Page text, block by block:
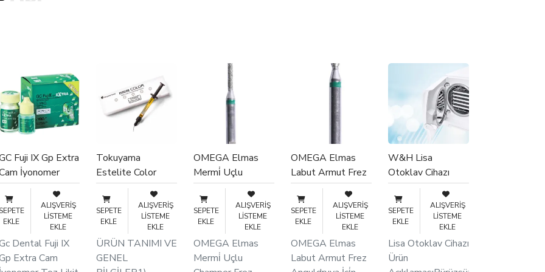
alma, tesviye, protez
yine klinik dersleri
uzun süre kullanabilir.
protetik işlemde
bir
Fuji IX Gp Extra
İyonomer
Toz Likit
Takım
SEPETE
EKLE
ALIŞVERIŞ
LISTEME
EKLE
Dental Fuji IX
Extra Cam
Tokuyama
Estelite Color
Kompozit Makyaj
Refil
SEPETE
EKLE
ALIŞVERIŞ
LISTEME
EKLE
ÜRÜN TANIMI VE
GENEL
OMEGA Elmas
Mermi̇ Uçlu
Champer Frez
Anguldruva İçi̇n
SEPETE
EKLE
ALIŞVERIŞ
LISTEME
EKLE
OMEGA Elmas
Mermi̇ Uçlu
OMEGA Elmas
Labut Armut Frez
Anguldruva İçi̇n
SEPETE
EKLE
ALIŞVERIŞ
LISTEME
EKLE
OMEGA Elmas
Labut Armut Frez
W&H Lisa
Otoklav Cihazı
SEPETE
EKLE
ALIŞVERIŞ
LISTEME
EKLE
Lisa Otoklav Cihazı
Ürün